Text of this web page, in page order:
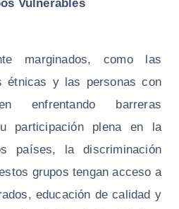
Vulnerables
marginados, como las
étnicas y las personas con
enfrentando barreras
participación plena en la
países, la discriminación
grupos tengan acceso a
educación de calidad y